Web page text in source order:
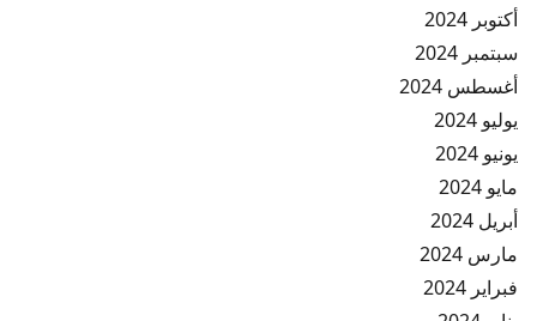
أكتوبر 2024
سبتمبر 2024
أغسطس 2024
يوليو 2024
يونيو 2024
مايو 2024
أبريل 2024
مارس 2024
فبراير 2024